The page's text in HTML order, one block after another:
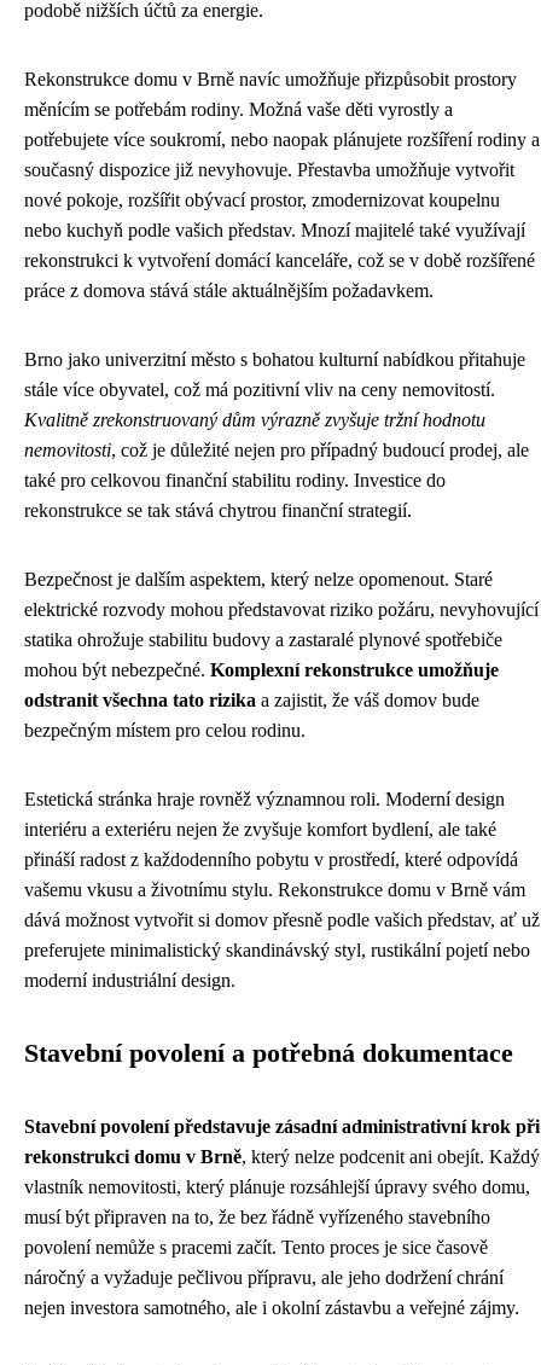
podobě nižších účtů za energie.
Rekonstrukce domu v Brně navíc umožňuje přizpůsobit prostory
měnícím se potřebám rodiny. Možná vaše děti vyrostly a
potřebujete více soukromí, nebo naopak plánujete rozšíření rodiny a
současný dispozice již nevyhovuje. Přestavba umožňuje vytvořit
nové pokoje, rozšířit obývací prostor, zmodernizovat koupelnu
nebo kuchyň podle vašich představ. Mnozí majitelé také využívají
rekonstrukci k vytvoření domácí kanceláře, což se v době rozšířené
práce z domova stává stále aktuálnějším požadavkem.
Brno jako univerzitní město s bohatou kulturní nabídkou přitahuje
stále více obyvatel, což má pozitivní vliv na ceny nemovitostí.
Kvalitně zrekonstruovaný dům výrazně zvyšuje tržní hodnotu
nemovitosti, což je důležité nejen pro případný budoucí prodej, ale
také pro celkovou finanční stabilitu rodiny. Investice do
rekonstrukce se tak stává chytrou finanční strategií.
Bezpečnost je dalším aspektem, který nelze opomenout. Staré
elektrické rozvody mohou představovat riziko požáru, nevyhovující
statika ohrožuje stabilitu budovy a zastaralé plynové spotřebiče
mohou být nebezpečné. Komplexní rekonstrukce umožňuje
odstranit všechna tato rizika a zajistit, že váš domov bude
bezpečným místem pro celou rodinu.
Estetická stránka hraje rovněž významnou roli. Moderní design
interiéru a exteriéru nejen že zvyšuje komfort bydlení, ale také
přináší radost z každodenního pobytu v prostředí, které odpovídá
vašemu vkusu a životnímu stylu. Rekonstrukce domu v Brně vám
dává možnost vytvořit si domov přesně podle vašich představ, ať už
preferujete minimalistický skandinávský styl, rustikální pojetí nebo
moderní industriální design.
Stavební povolení a potřebná dokumentace
Stavební povolení představuje zásadní administrativní krok při
rekonstrukci domu v Brně, který nelze podcenit ani obejít. Každý
vlastník nemovitosti, který plánuje rozsáhlejší úpravy svého domu,
musí být připraven na to, že bez řádně vyřízeného stavebního
povolení nemůže s pracemi začít. Tento proces je sice časově
náročný a vyžaduje pečlivou přípravu, ale jeho dodržení chrání
nejen investora samotného, ale i okolní zástavbu a veřejné zájmy.